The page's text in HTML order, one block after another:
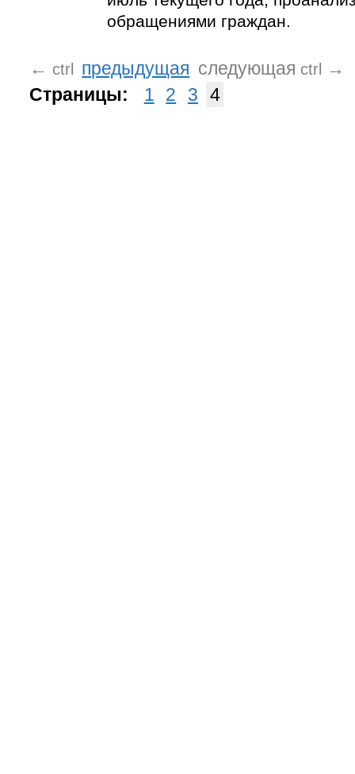
обращениями граждан.
← ctrl предыдущая следующая ctrl
→
Страницы:
1 2 3 4